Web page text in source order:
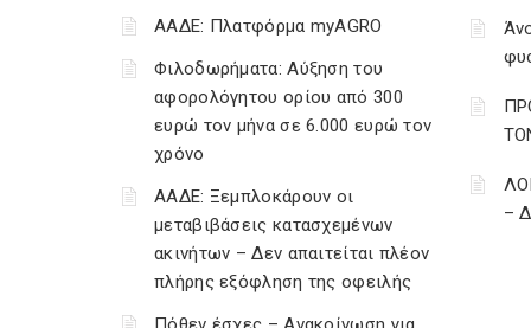
ΑΑΔΕ: Πλατφόρμα myAGRO
Φιλοδωρήματα: Αύξηση του
αφορολόγητου ορίου από 300
ευρώ τον μήνα σε 6.000 ευρώ τον
χρόνο
ΑΑΔΕ: Ξεμπλοκάρουν οι
μεταβιβάσεις κατασχεμένων
ακινήτων – Δεν απαιτείται πλέον
πλήρης εξόφληση της οφειλής
–